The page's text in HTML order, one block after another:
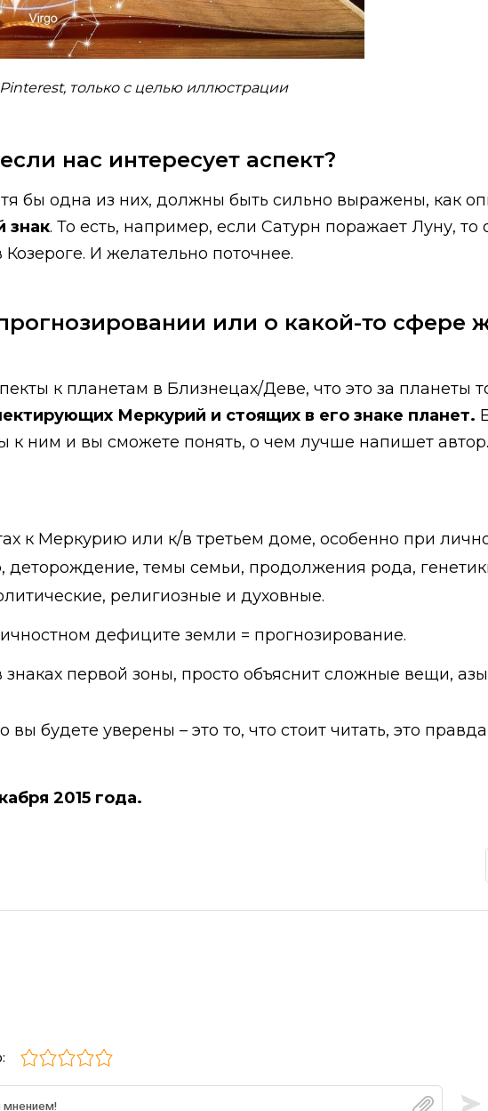
только с целью иллюстрации
нас интересует аспект?
бы одна из них, должны быть сильно выражены, как
знак. То есть, например, если Сатурн поражает Луну,
Козероге. И желательно поточнее.
или о какой-то сфере
к планетам в Близнецах/Деве, что это за планеты
Меркурий и стоящих в его знаке планет.
к ним и вы сможете понять, о чем лучше напишет автор.
к Меркурию или к/в третьем доме, особенно при
деторождение, темы семьи, продолжения рода,
религиозные и духовные.
дефиците земли = прогнозирование.
первой зоны, просто объяснит сложные вещи,
будете уверены – это то, что стоит читать, это
2015 года.